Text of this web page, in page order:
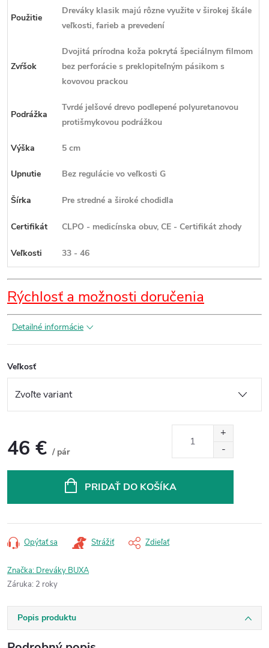
Použitie
Dreváky klasik majú rôzne využite v širokej škále
veľkosti, farieb a prevedení
Zvŕšok
Dvojitá prírodna koža pokrytá špeciálnym filmom
bez perforácie s preklopiteľným pásikom s
kovovou prackou
Podrážka
Tvrdé jelšové drevo podlepené polyuretanovou
protišmykovou podrážkou
Výška 5 cm
Upnutie Bez regulácie vo veľkosti G
Šírka Pre stredné a široké chodidla
Certifikát CLPO - medicínska obuv, CE - Certifikát zhody
Veľkosti 33 - 46
Rýchlosť a možnosti doručenia
Detailné informácie
Veľkosť
46 € / pár
PRIDAŤ DO KOŠÍKA
Opýtať sa Strážiť Zdieľať
Značka: Dreváky BUXA
Záruka: 2 roky
Popis produktu